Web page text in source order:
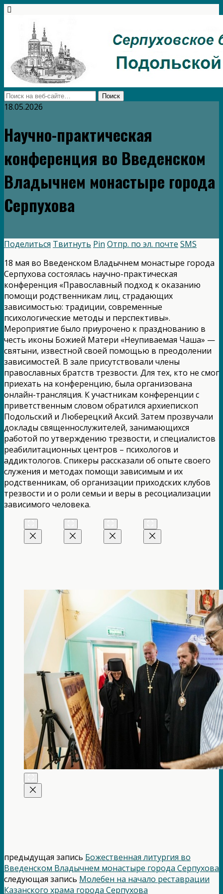
18.05.2026
Научно-практическая
конференция во Введенском
Владычнем монастыре города
Серпухова
Поделиться Твитнуть Pin Отпр. по эл. почте SMS
18 мая во Введенском Владычнем монастыре города
Серпухова состоялась научно-практическая
конференция «Православный подход к оказанию
помощи родственникам лиц, страдающих
зависимостью: традиции, современные
психологические методы и перспективы».
Мероприятие было приурочено к празднованию в
честь иконы Божией Матери «Неупиваемая Чаша» —
святыни, известной своей помощью в преодолении
зависимостей. В зале присутствовали члены
православных братств трезвости. Для тех, кто не смог
приехать на конференцию, была организована
онлайн-трансляция. К участникам конференции с
приветственным словом обратился архиепископ
Подольский и Люберецкий Аксий. Затем прозвучали
доклады священнослужителей, занимающихся
работой по утверждению трезвости, и специалистов
реабилитационных центров – психологов и
аддиктологов. Спикеры рассказали об опыте своего
служения и методах помощи зависимым и их
родственникам, об организации приходских клубов
трезвости и о роли семьи и веры в ресоциализации
зависимого человека.
предыдущая запись Божественная литургия во
Введенском Владычнем монастыре города Серпухова
следующая запись Молебен на начало реставрации
Казанского храма города Серпухова